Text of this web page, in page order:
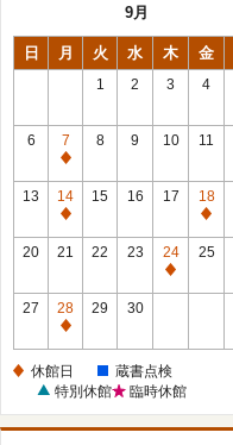
9月
日 月 火 水 木 金
1 2 3 4
6
7
休
館
日
8 9 10 11
13
14
休
館
15 16 17
18
休
館
20 21 22 23
24
休
25
27
28
休
日
29 30
休館日
蔵書点検
特別休館
臨時休館